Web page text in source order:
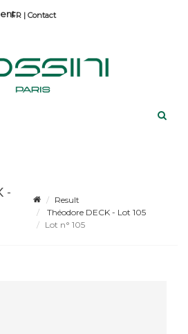
Contact
-
Result
Théodore DECK - Lot 105
Lot n° 105